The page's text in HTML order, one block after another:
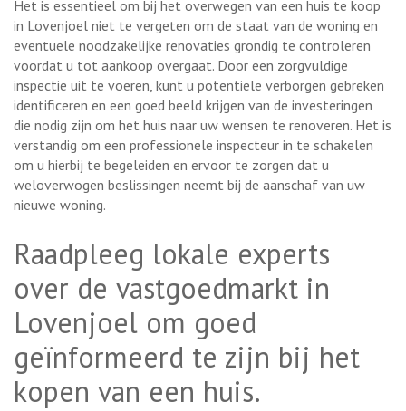
Het is essentieel om bij het overwegen van een huis te koop
in Lovenjoel niet te vergeten om de staat van de woning en
eventuele noodzakelijke renovaties grondig te controleren
voordat u tot aankoop overgaat. Door een zorgvuldige
inspectie uit te voeren, kunt u potentiële verborgen gebreken
identificeren en een goed beeld krijgen van de investeringen
die nodig zijn om het huis naar uw wensen te renoveren. Het is
verstandig om een professionele inspecteur in te schakelen
om u hierbij te begeleiden en ervoor te zorgen dat u
weloverwogen beslissingen neemt bij de aanschaf van uw
nieuwe woning.
Raadpleeg lokale experts
over de vastgoedmarkt in
Lovenjoel om goed
geïnformeerd te zijn bij het
kopen van een huis.